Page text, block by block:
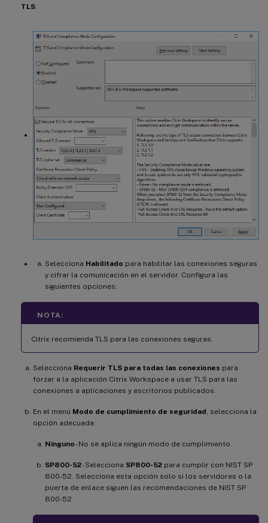
TLS
Selecciona Habilitado para habilitar las conexiones seguras
y cifrar la comunicación en el servidor. Configura las
siguientes opciones:
NOTA:
Citrix recomienda TLS para las conexiones seguras.
Selecciona Requerir TLS para todas las conexiones para
forzar a la aplicación Citrix Workspace a usar TLS para las
conexiones a aplicaciones y escritorios publicados.
En el menú Modo de cumplimiento de seguridad, selecciona la
opción adecuada:
Ninguno- No se aplica ningún modo de cumplimiento.
SP800-52- Selecciona SP800-52 para cumplir con NIST SP
800-52. Selecciona esta opción solo si los servidores o la
puerta de enlace siguen las recomendaciones de NIST SP
800-52.